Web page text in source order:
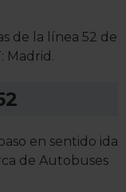
de la línea 52 de
Madrid.
en sentido ida
de Autobuses